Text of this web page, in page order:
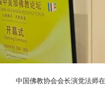
中国佛教协会会长演觉法师